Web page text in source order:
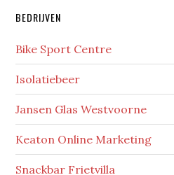
Primaire
Sidebar
BEDRIJVEN
Bike Sport Centre
Isolatiebeer
Jansen Glas Westvoorne
Keaton Online Marketing
Snackbar Frietvilla